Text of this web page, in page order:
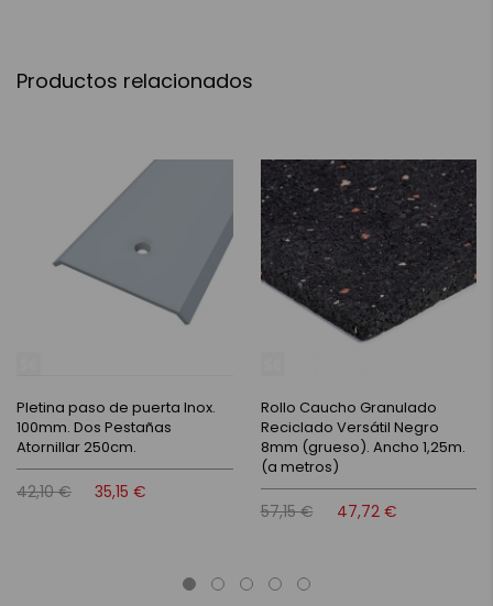
Productos relacionados
Pletina paso de puerta Inox.
100mm. Dos Pestañas
Atornillar 250cm.
42,10 € 35,15 €
Rollo Caucho Granulado
Reciclado Versátil Negro
8mm (grueso). Ancho 1,25m.
(a metros)
57,15 € 47,72 €